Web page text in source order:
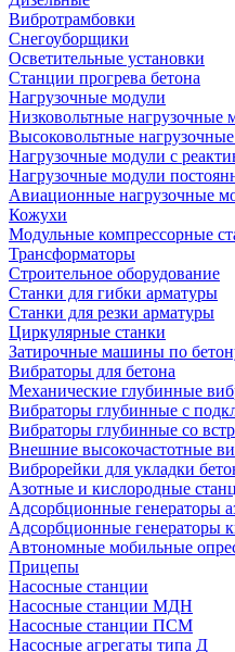
Вибротрамбовки
Снегоуборщики
Осветительные установки
Станции прогрева бетона
Нагрузочные модули
Низковольтные нагрузочные
Высоковольтные
Нагрузочные модули с
Нагрузочные модули
Авиационные нагрузочные
Кожухи
Модульные компрессорные
Трансформаторы
Строительное оборудование
Станки для гибки арматуры
Станки для резки арматуры
Циркулярные станки
Затирочные машины по
Вибраторы для бетона
Механические глубинные
Вибраторы глубинные с
Вибраторы глубинные со
Внешние высокочастотные
Виброрейки для укладки
Азотные и кислородные
Адсорбционные генераторы
Адсорбционные генераторы
Автономные мобильные
Прицепы
Насосные станции
Насосные станции МДН
Насосные станции ПСМ
Насосные агрегаты типа Д